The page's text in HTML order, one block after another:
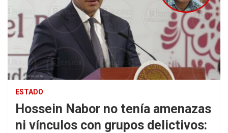
ESTADO
Hossein Nabor no tenía amenazas
ni vínculos con grupos delictivos: